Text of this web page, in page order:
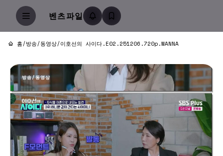
벤츠파일
홈/방송/동영상/이호선의 사이다.E02.251206.720p.WANNA
방송/동영상